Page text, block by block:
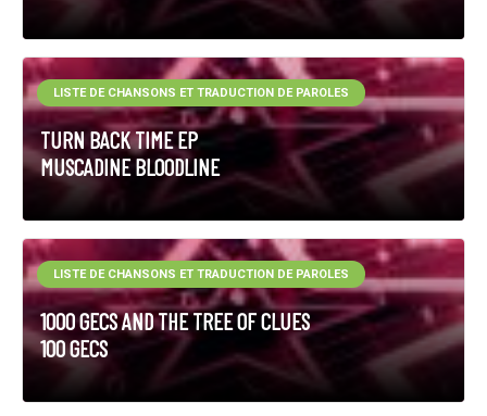
TURN BACK TIME EP
MUSCADINE BLOODLINE
LISTE DE CHANSONS ET TRADUCTION DE PAROLES
1000 GECS AND THE TREE OF CLUES
100 GECS
LISTE DE CHANSONS ET TRADUCTION DE PAROLES